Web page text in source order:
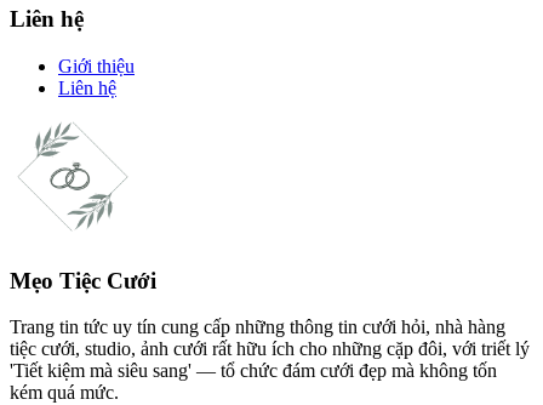
Liên hệ
Giới thiệu
Liên hệ
Mẹo Tiệc Cưới
Trang tin tức uy tín cung cấp những thông tin cưới hỏi, nhà hàng
tiệc cưới, studio, ảnh cưới rất hữu ích cho những cặp đôi, với triết lý
'Tiết kiệm mà siêu sang' — tổ chức đám cưới đẹp mà không tốn
kém quá mức.